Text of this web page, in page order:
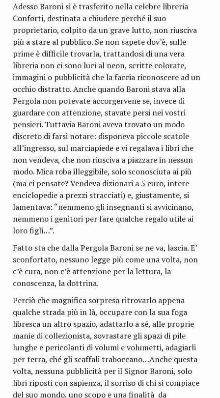
Adesso Baroni si è trasferito nella celebre libreria
Conforti, destinata a chiudere perché il suo
proprietario, colpito da un grave lutto, non riusciva
più a stare al pubblico. Se non sapete dov’è, sulle
prime è difficile trovarla, trattandosi di una vera
libreria non ci sono luci al neon, scritte colorate,
immagini o pubblicità che la faccia riconoscere ad un
occhio distratto. Anche quando Baroni stava alla
Pergola non potevate accorgervene se, invece di
guardare con attenzione, stavate persi nei vostri
pensieri. Tuttavia Baroni aveva trovato un modo
discreto di farsi notare: disponeva piccole scatole
all’ingresso, sul marciapiede e vi regalava i libri che
non vendeva, che non riusciva a piazzare in nessun
modo. Mica roba illeggibile, solo sconosciuta ai più
(ma ci pensate? Vendeva dizionari a 5 euro, intere
enciclopedie a prezzi stracciati) e, giustamente, si
lamentava: “nemmeno gli insegnanti si avvicinano,
nemmeno i genitori per fare qualche regalo utile ai
loro figli…”.
Fatto sta che dalla Pergola Baroni se ne va, lascia. E’
sconfortato, nessuno legge più come una volta, non
c’è cura, non c’è attenzione per la lettura, la
conoscenza, la dottrina.
Perciò che magnifica sorpresa ritrovarlo appena
qualche strada più in là, occupare con la sua foga
libresca un altro spazio, adattarlo a sé, alle proprie
manie di collezionista, sovrastare gli spazi di pile
lunghe e pericolanti di volumi e volumetti, adagiarli
per terra, ché gli scaffali traboccano…Anche questa
volta, nessuna pubblicità per il Signor Baroni, solo
libri riposti con sapienza, il sorriso di chi si compiace
del suo mondo, uno scopo e una finalità da